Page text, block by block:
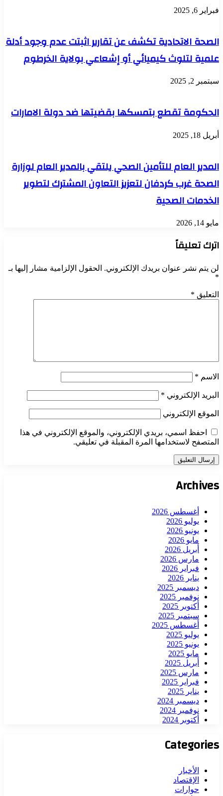
فبراير 6, 2025
الصحة الاتحادية تكشف عن تقارير اثبتت عدم وجود أدلة
علمية لتلوث كيميائي أو إشعاعي بولاية الخرطوم
سبتمبر 2, 2025
الحكومة تقطع بتمسكها بقضيتها ضد دولة الامارات
أبريل 18, 2025
المدير العام للتأمين الصحي يلتقي بالمدير العام لوزارة
الصحة غرب كردفان لتعزيز التعاون المشترك لتطوير
الخدمات الصحية
مايو 14, 2026
اترك تعليقاً
لن يتم نشر عنوان بريدك الإلكتروني. الحقول الإلزامية مشار إليها بـ
*
التعليق *
الاسم *
البريد الإلكتروني *
الموقع الإلكتروني
احفظ اسمي، بريدي الإلكتروني، والموقع الإلكتروني في هذا
المتصفح لاستخدامها المرة المقبلة في تعليقي.
Archives
أغسطس 2026
يوليو 2026
يونيو 2026
مايو 2026
أبريل 2026
مارس 2026
فبراير 2026
يناير 2026
ديسمبر 2025
نوفمبر 2025
أكتوبر 2025
سبتمبر 2025
أغسطس 2025
يوليو 2025
يونيو 2025
مايو 2025
أبريل 2025
مارس 2025
فبراير 2025
يناير 2025
ديسمبر 2024
نوفمبر 2024
أكتوبر 2024
Categories
الأخبار
الإقتصاد
حوارات